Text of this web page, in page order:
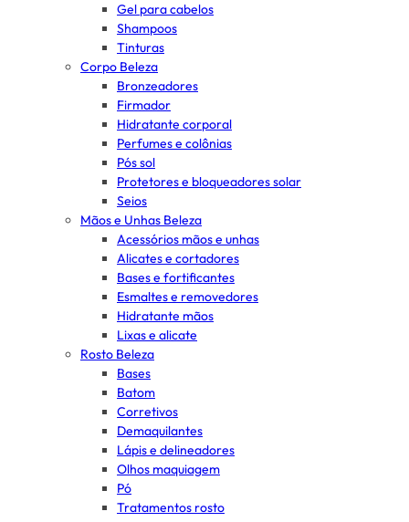
Gel para cabelos
Shampoos
Tinturas
Corpo Beleza
Bronzeadores
Firmador
Hidratante corporal
Perfumes e colônias
Pós sol
Protetores e bloqueadores solar
Seios
Mãos e Unhas Beleza
Acessórios mãos e unhas
Alicates e cortadores
Bases e fortificantes
Esmaltes e removedores
Hidratante mãos
Lixas e alicate
Rosto Beleza
Bases
Batom
Corretivos
Demaquilantes
Lápis e delineadores
Olhos maquiagem
Pó
Tratamentos rosto